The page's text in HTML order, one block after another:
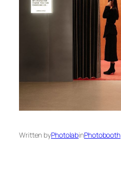
Written byPhotolabinPhotobooth